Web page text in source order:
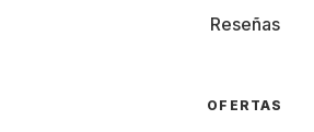
Reseñas
OFERTAS